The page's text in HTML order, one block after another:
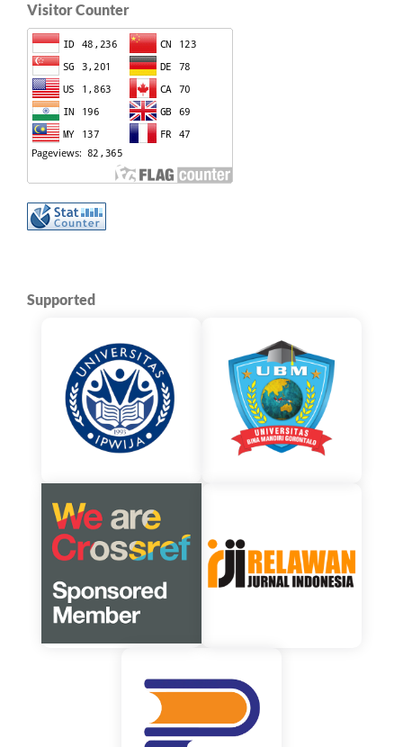
Visitor Counter
Supported